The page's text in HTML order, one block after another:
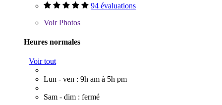
94 évaluations
VoirPhotos
Heures normales
Voir tout
Lun - ven : 9h am à 5h pm
Sam - dim : fermé